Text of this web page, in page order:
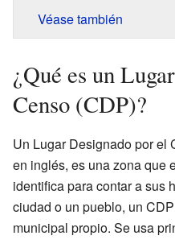
Véase también
¿Qué es un
Censo (CDP)?
Un Lugar Designado por el
en inglés, es una zona que
identifica para contar a sus
ciudad o un pueblo, un
municipal propio. Se usa